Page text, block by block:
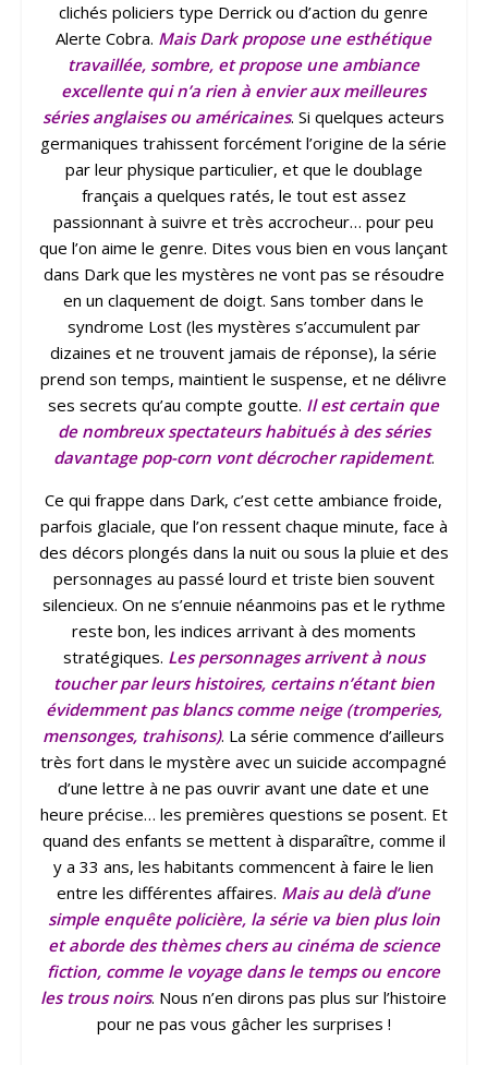
clichés policiers type Derrick ou d’action du genre
Alerte Cobra. Mais Dark propose une esthétique
travaillée, sombre, et propose une ambiance
excellente qui n’a rien à envier aux meilleures
séries anglaises ou américaines. Si quelques acteurs
germaniques trahissent forcément l’origine de la série
par leur physique particulier, et que le doublage
français a quelques ratés, le tout est assez
passionnant à suivre et très accrocheur… pour peu
que l’on aime le genre. Dites vous bien en vous lançant
dans Dark que les mystères ne vont pas se résoudre
en un claquement de doigt. Sans tomber dans le
syndrome Lost (les mystères s’accumulent par
dizaines et ne trouvent jamais de réponse), la série
prend son temps, maintient le suspense, et ne délivre
ses secrets qu’au compte goutte. Il est certain que
de nombreux spectateurs habitués à des séries
davantage pop-corn vont décrocher rapidement.
Ce qui frappe dans Dark, c’est cette ambiance froide,
parfois glaciale, que l’on ressent chaque minute, face à
des décors plongés dans la nuit ou sous la pluie et des
personnages au passé lourd et triste bien souvent
silencieux. On ne s’ennuie néanmoins pas et le rythme
reste bon, les indices arrivant à des moments
stratégiques. Les personnages arrivent à nous
toucher par leurs histoires, certains n’étant bien
évidemment pas blancs comme neige (tromperies,
mensonges, trahisons). La série commence d’ailleurs
très fort dans le mystère avec un suicide accompagné
d’une lettre à ne pas ouvrir avant une date et une
heure précise… les premières questions se posent. Et
quand des enfants se mettent à disparaître, comme il
y a 33 ans, les habitants commencent à faire le lien
entre les différentes affaires. Mais au delà d’une
simple enquête policière, la série va bien plus loin
et aborde des thèmes chers au cinéma de science
fiction, comme le voyage dans le temps ou encore
les trous noirs. Nous n’en dirons pas plus sur l’histoire
pour ne pas vous gâcher les surprises !